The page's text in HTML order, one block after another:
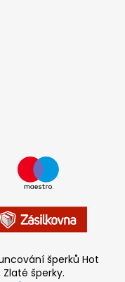
šperků Hot
šperky.